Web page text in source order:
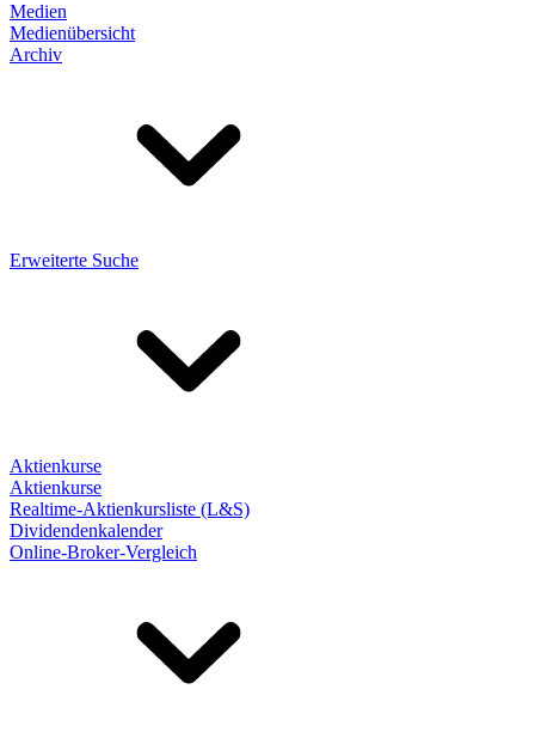
Medien
Medienübersicht
Archiv
Erweiterte Suche
Aktienkurse
Aktienkurse
Realtime-Aktienkursliste (L&S)
Dividendenkalender
Online-Broker-Vergleich